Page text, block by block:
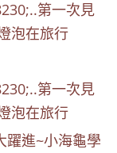
躍進~小海龜學